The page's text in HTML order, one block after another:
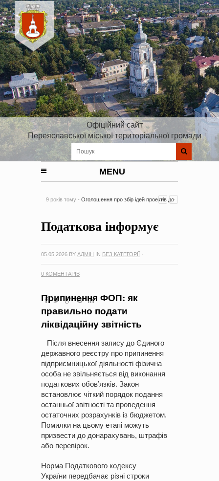
Офіційний сайт
Переяславської міської територіальної громади
MENU
9 років тому - Оголошення про збір ідей проектів до
на період 2018 – 2020 роки Оголошення про збір ідей
проектів
Податкова інформує
05.05.2026 BY АДМІН IN БЕЗ КАТЕГОРІЇ ·
0 КОМЕНТАРІВ
Припинення ФОП: як
правильно подати
ліквідаційну звітність
Після внесення запису до Єдиного
державного реєстру про припинення
підприємницької діяльності фізична
особа не звільняється від виконання
податкових обов’язків. Закон
встановлює чіткий порядок подання
останньої звітності та проведення
остаточних розрахунків із бюджетом.
Помилки на цьому етапі можуть
призвести до донарахувань, штрафів
або перевірок.
Норма Податкового кодексу
України передбачає різні строки